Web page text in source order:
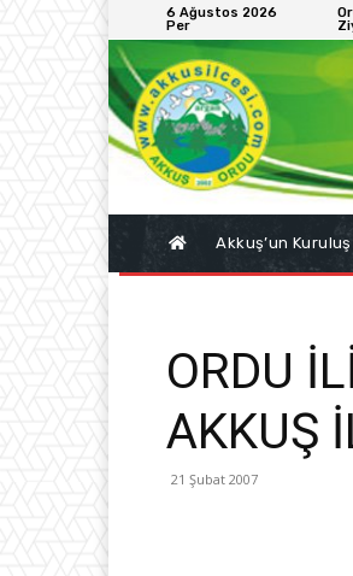
6 Ağustos 2026
Per
Akkuş’un
ORDU
AKKUŞ
21 Şubat 2007